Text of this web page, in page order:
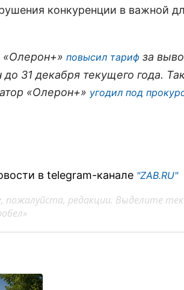
конкуренции в важной
«Олерон+» повысил тариф за
31 декабря текущего года.
«Олерон+» угодил под
в telegram-канале "ZAB.RU"
редакции. Выделите